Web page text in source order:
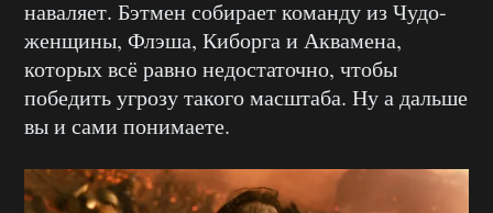
наваляет. Бэтмен собирает команду из Чудо-
женщины, Флэша, Киборга и Аквамена,
которых всё равно недостаточно, чтобы
победить угрозу такого масштаба. Ну а дальше
вы и сами понимаете.